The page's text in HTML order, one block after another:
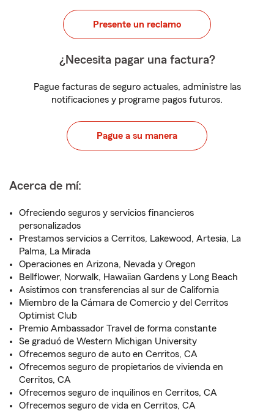
Presente un reclamo
¿Necesita pagar una factura?
Pague facturas de seguro actuales, administre las
notificaciones y programe pagos futuros.
Pague a su manera
Acerca de mí:
Ofreciendo seguros y servicios financieros
personalizados
Prestamos servicios a Cerritos, Lakewood, Artesia, La
Palma, La Mirada
Operaciones en Arizona, Nevada y Oregon
Bellflower, Norwalk, Hawaiian Gardens y Long Beach
Asistimos con transferencias al sur de California
Miembro de la Cámara de Comercio y del Cerritos
Optimist Club
Premio Ambassador Travel de forma constante
Se graduó de Western Michigan University
Ofrecemos seguro de auto en Cerritos, CA
Ofrecemos seguro de propietarios de vivienda en
Cerritos, CA
Ofrecemos seguro de inquilinos en Cerritos, CA
Ofrecemos seguro de vida en Cerritos, CA